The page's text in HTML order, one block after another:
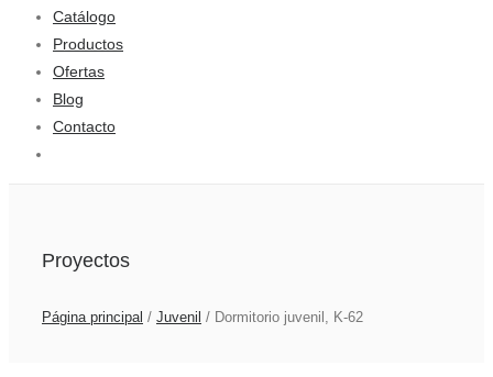
Catálogo
Productos
Ofertas
Blog
Contacto
Proyectos
Página principal / Juvenil / Dormitorio juvenil, K-62